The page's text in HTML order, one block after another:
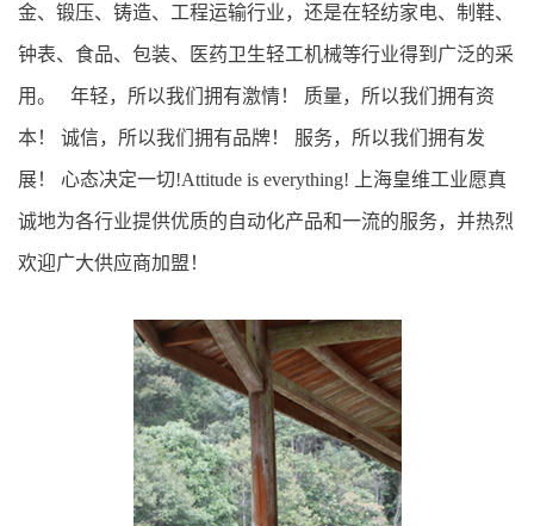
金、锻压、铸造、工程运输行业，还是在轻纺家电、制鞋、
钟表、食品、包装、医药卫生轻工机械等行业得到广泛的采
用。 年轻，所以我们拥有激情！ 质量，所以我们拥有资
本！ 诚信，所以我们拥有品牌！ 服务，所以我们拥有发
展！ 心态决定一切!Attitude is everything! 上海皇维工业愿真
诚地为各行业提供优质的自动化产品和一流的服务，并热烈
欢迎广大供应商加盟！